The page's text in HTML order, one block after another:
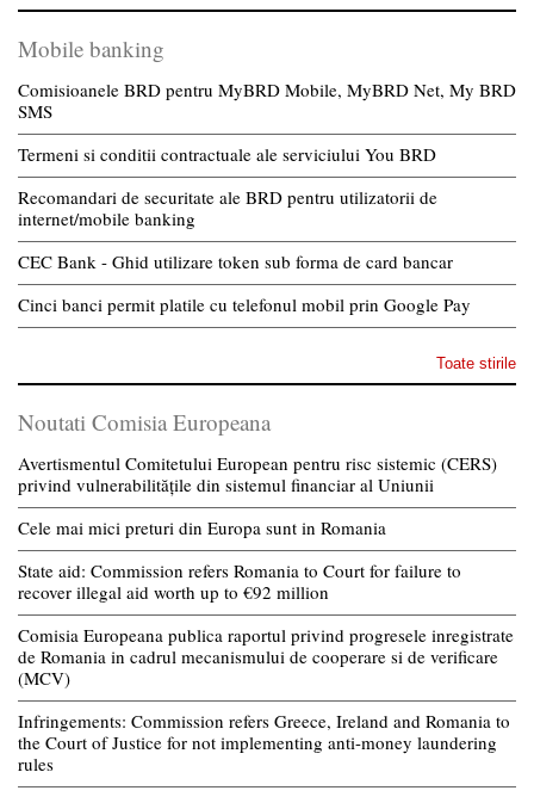
Mobile banking
Comisioanele BRD pentru MyBRD Mobile, MyBRD Net, My BRD
SMS
Termeni si conditii contractuale ale serviciului You BRD
Recomandari de securitate ale BRD pentru utilizatorii de
internet/mobile banking
CEC Bank - Ghid utilizare token sub forma de card bancar
Cinci banci permit platile cu telefonul mobil prin Google Pay
Toate stirile
Noutati Comisia Europeana
Avertismentul Comitetului European pentru risc sistemic (CERS)
privind vulnerabilitățile din sistemul financiar al Uniunii
Cele mai mici preturi din Europa sunt in Romania
State aid: Commission refers Romania to Court for failure to
recover illegal aid worth up to €92 million
Comisia Europeana publica raportul privind progresele inregistrate
de Romania in cadrul mecanismului de cooperare si de verificare
(MCV)
Infringements: Commission refers Greece, Ireland and Romania to
the Court of Justice for not implementing anti-money laundering
rules